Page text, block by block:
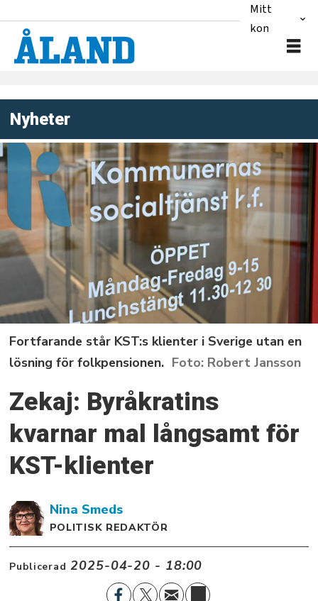
Mitt
konto
Nyheter
Fortfarande står KST:s klienter i Sverige utan en
lösning för folkpensionen.
Robert Jansson
Zekaj: Byråkratins
kvarnar mal långsamt för
KST-klienter
Nina Smeds
POLITISK REDAKTÖR
Publicerad 2025-04-20 - 18:00